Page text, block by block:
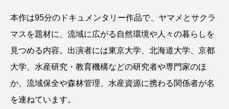
アンコウ イカ イカナゴ イクラ
イッカク イトウ イトヒキアジ
イトヨリダイ イモリ イラスト
イリエワニ
本作は95分のドキュメンタリー作品で、ヤマメとサクラ
マスを題材に、流域に広がる自然環境や人々の暮らしを
見つめる内容。出演者には東京大学、北海道大学、京都
大学、水産研究・教育機構などの研究者や専門家のほ
か、流域保全や森林管理、水産資源に携わる関係者が名
を連ねています。